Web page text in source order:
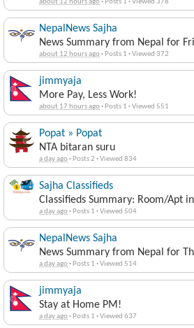
about 11 hours ago Posts 2 Viewed 562
Sajha Classifieds
Classifieds Summary: Jobs in
about 12 hours ago Posts 1 Viewed 378
NepalNews Sajha
News Summary from Nepal for
about 12 hours ago Posts 1 Viewed 372
jimmyaja
More Pay, Less Work!
about 17 hours ago · Posts 1·Viewed 551
Popat » Popat
NTA bitaran suru
a day ago Posts 2 Viewed 834
Sajha Classifieds
Classifieds Summary: Room/Apt
a day ago Posts 1 Viewed 504
NepalNews Sajha
News Summary from Nepal for
a day ago Posts 1 Viewed 514